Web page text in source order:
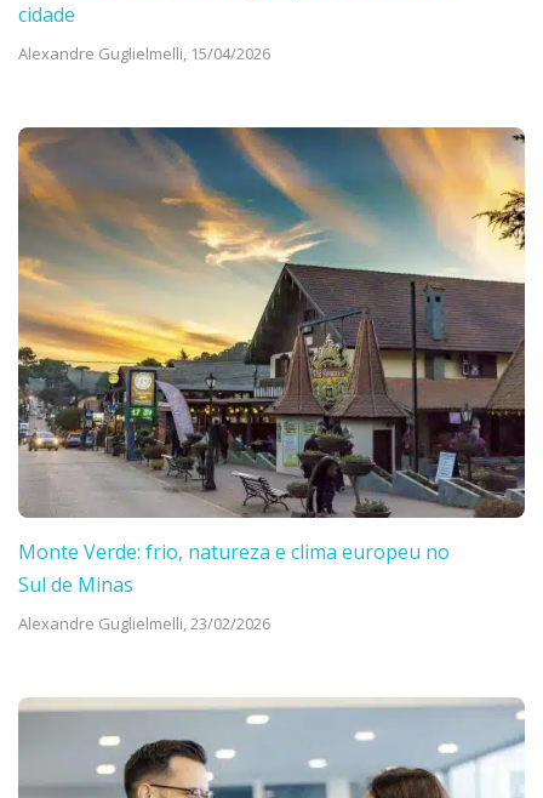
cidade
Alexandre Guglielmelli, 15/04/2026
Monte Verde: frio, natureza e clima europeu no
Sul de Minas
Alexandre Guglielmelli, 23/02/2026